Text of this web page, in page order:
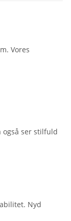
Vores
også ser stilfuld
Nyd